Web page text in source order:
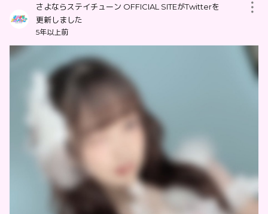
さよならステイチューン OFFICIAL SITEがTwitterを
更新しました
5年以上前